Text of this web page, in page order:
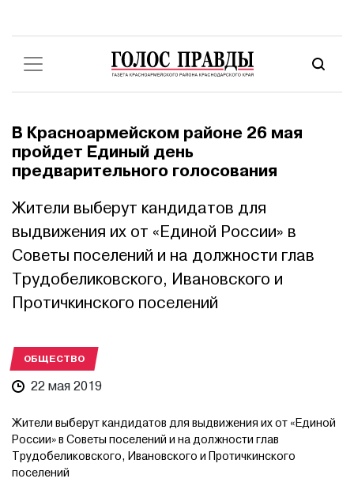
В Красноармейском районе 26 мая
пройдет Единый день
предварительного голосования
Жители выберут кандидатов для
выдвижения их от «Единой России» в
Советы поселений и на должности глав
Трудобеликовского, Ивановского и
Протичкинского поселений
ОБЩЕСТВО
22 мая 2019
Жители выберут кандидатов для выдвижения их от «Единой
России» в Советы поселений и на должности глав
Трудобеликовского, Ивановского и Протичкинского
поселений